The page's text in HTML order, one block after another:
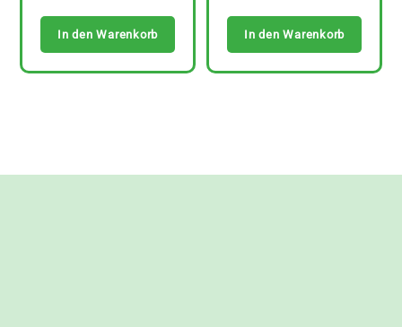
In den Warenkorb In den Warenkorb